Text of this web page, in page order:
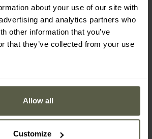
about your use of our site with
and analytics partners who
other information that you’ve
that they’ve collected from your use
Allow all
Customize
Pact
43,95 €